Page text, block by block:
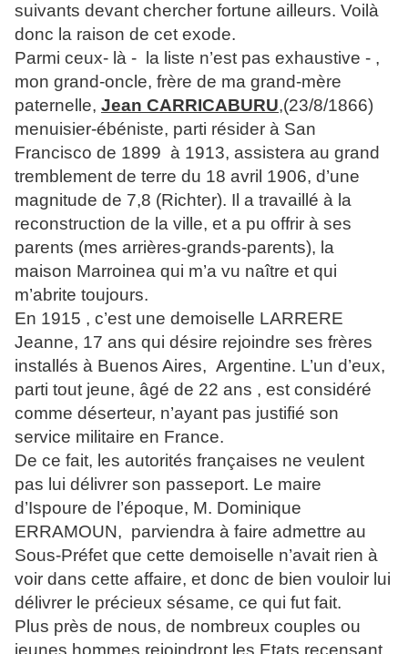
suivants devant chercher fortune ailleurs. Voilà
donc la raison de cet exode.
Parmi ceux- là - la liste n’est pas exhaustive - ,
mon grand-oncle, frère de ma grand-mère
paternelle, Jean CARRICABURU,(23/8/1866)
menuisier-ébéniste, parti résider à San
Francisco de 1899 à 1913, assistera au grand
tremblement de terre du 18 avril 1906, d’une
magnitude de 7,8 (Richter). Il a travaillé à la
reconstruction de la ville, et a pu offrir à ses
parents (mes arrières-grands-parents), la
maison Marroinea qui m’a vu naître et qui
m’abrite toujours.
En 1915 , c’est une demoiselle LARRERE
Jeanne, 17 ans qui désire rejoindre ses frères
installés à Buenos Aires, Argentine. L’un d’eux,
parti tout jeune, âgé de 22 ans , est considéré
comme déserteur, n’ayant pas justifié son
service militaire en France.
De ce fait, les autorités françaises ne veulent
pas lui délivrer son passeport. Le maire
d’Ispoure de l’époque, M. Dominique
ERRAMOUN, parviendra à faire admettre au
Sous-Préfet que cette demoiselle n’avait rien à
voir dans cette affaire, et donc de bien vouloir lui
délivrer le précieux sésame, ce qui fut fait.
Plus près de nous, de nombreux couples ou
jeunes hommes rejoindront les Etats recensant